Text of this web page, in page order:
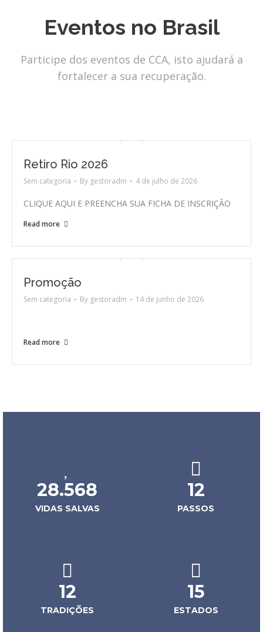
Eventos no Brasil
Participe dos eventos de CCA, isto ajudará a
fortalecer a sua recuperação.
Retiro Rio 2026
Sem categoria By gestoradm 4 de julho de 2026
CLIQUE AQUI E PREENCHA SUA FICHA DE INSCRIÇÃO
Read more
Promoção
Sem categoria By gestoradm 14 de junho de 2026
Read more
28.568
VIDAS SALVAS
12
PASSOS
12
TRADIÇÕES
15
ESTADOS